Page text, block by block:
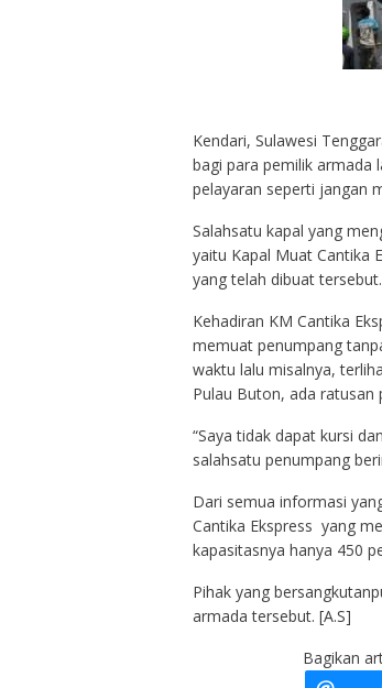
Kendari, Sulawesi
bagi para pemilik armada
pelayaran seperti jangan
Salahsatu kapal yang
yaitu Kapal Muat Cantika
yang telah dibuat tersebut.
Kehadiran KM Cantika
memuat penumpang
waktu lalu misalnya,
Pulau Buton, ada ratusan
“Saya tidak dapat kursi
salahsatu penumpang
Dari semua informasi
Cantika Ekspress yang
kapasitasnya hanya 450
Pihak yang
armada tersebut. [A.S]
Bagikan